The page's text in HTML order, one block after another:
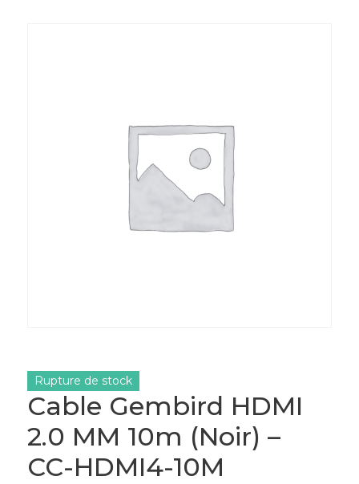
Cable Gembird HDMI
2.0 MM 10m (Noir) –
CC-HDMI4-10M
Rupture de stock